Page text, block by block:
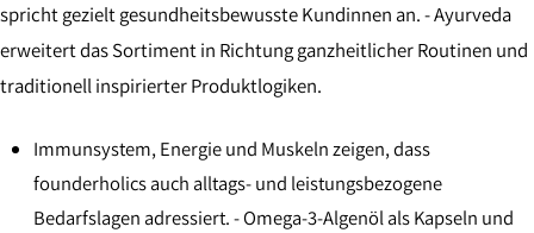
spricht gezielt gesundheitsbewusste Kundinnen an. - Ayurveda
erweitert das Sortiment in Richtung ganzheitlicher Routinen und
traditionell inspirierter Produktlogiken.
Immunsystem, Energie und Muskeln zeigen, dass
founderholics auch alltags- und leistungsbezogene
Bedarfslagen adressiert. - Omega-3-Algenöl als Kapseln und